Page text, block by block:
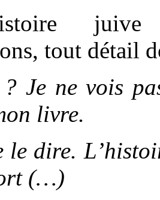
juive
tout détail
Je ne vois
livre.
le dire.
(…)